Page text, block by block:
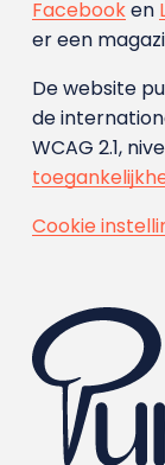
Facebooken
er een
De website
de
WCAG 2.1,
Cookie